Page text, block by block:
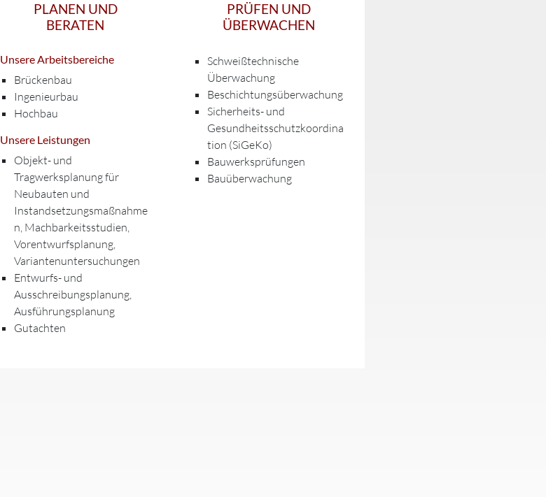
PLANEN UND
BERATEN
Unsere Arbeitsbereiche
Brückenbau
Ingenieurbau
Hochbau
Unsere Leistungen
Objekt- und
Tragwerksplanung für
Neubauten und
Instandsetzungsmaßnahme
n, Machbarkeitsstudien,
Vorentwurfsplanung,
Variantenuntersuchungen
Entwurfs- und
Ausschreibungsplanung,
Ausführungsplanung
Gutachten
PRÜFEN UND
ÜBERWACHEN
Schweißtechnische
Überwachung
Beschichtungsüberwachung
Sicherheits- und
Gesundheitsschutzkoordina
tion (SiGeKo)
Bauwerksprüfungen
Bauüberwachung